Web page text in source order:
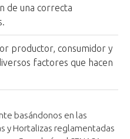
de una correcta
productor, consumidor y
factores que hacen
basándonos en las
y Hortalizas reglamentadas